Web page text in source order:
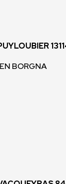
BORGNA